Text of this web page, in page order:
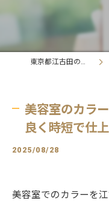
東京都江古田の美容室ならヘアメンテ
美容室のカラ
良く時短で仕
2025/08/28
美容室でのカラーを